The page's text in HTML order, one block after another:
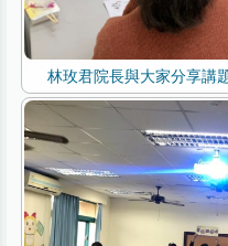
林玫君院長與大家分享講